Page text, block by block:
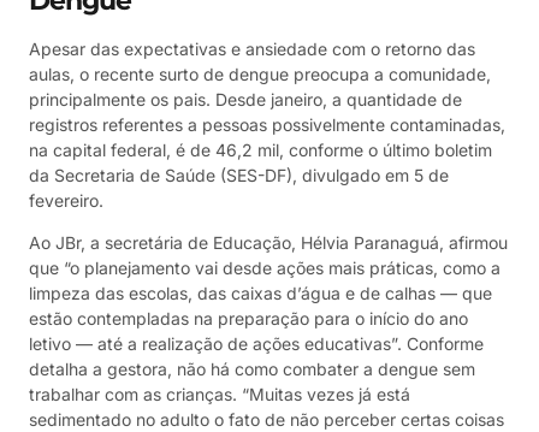
Apesar das expectativas e ansiedade com o retorno das
aulas, o recente surto de dengue preocupa a comunidade,
principalmente os pais. Desde janeiro, a quantidade de
registros referentes a pessoas possivelmente contaminadas,
na capital federal, é de 46,2 mil, conforme o último boletim
da Secretaria de Saúde (SES-DF), divulgado em 5 de
fevereiro.
Ao JBr, a secretária de Educação, Hélvia Paranaguá, afirmou
que “o planejamento vai desde ações mais práticas, como a
limpeza das escolas, das caixas d’água e de calhas — que
estão contempladas na preparação para o início do ano
letivo — até a realização de ações educativas”. Conforme
detalha a gestora, não há como combater a dengue sem
trabalhar com as crianças. “Muitas vezes já está
sedimentado no adulto o fato de não perceber certas coisas